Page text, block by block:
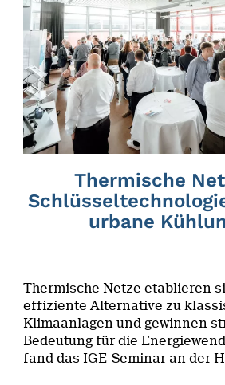
Thermische
urbane
Thermische Netze etablieren
effiziente Alternative zu
Klimaanlagen und gewinnen
Bedeutung für die
fand das IGE-Seminar an der